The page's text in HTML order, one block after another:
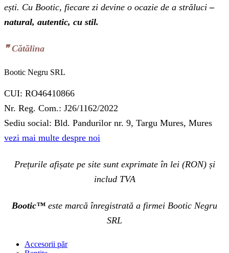
ești. Cu Bootic, fiecare zi devine o ocazie de a străluci –
natural, autentic, cu stil.
❞‬ Cătălina
Bootic Negru SRL
CUI: RO46410866
Nr. Reg. Com.: J26/1162/2022
Sediu social: Bld. Pandurilor nr. 9, Targu Mures, Mures
vezi mai multe despre noi
Prețurile afișate pe site sunt exprimate în lei (RON) și
includ TVA
Bootic™ este marcă înregistrată a firmei Bootic Negru
SRL
Accesorii păr